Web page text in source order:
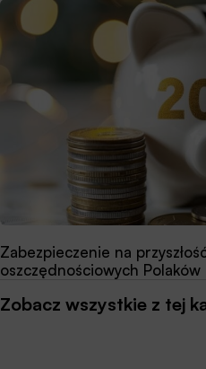
Zabezpieczenie na
oszczędnościowych Polaków
Zobacz wszystkie z tej